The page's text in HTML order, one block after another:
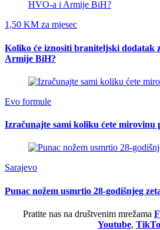
1,50 KM za mjesec
Koliko će iznositi braniteljski dodatak
Armije BiH?
Evo formule
Izračunajte sami koliku ćete mirovinu
Sarajevo
Punac nožem usmrtio 28-godišnjeg
Pratite nas na društvenim mrežama
Youtube,